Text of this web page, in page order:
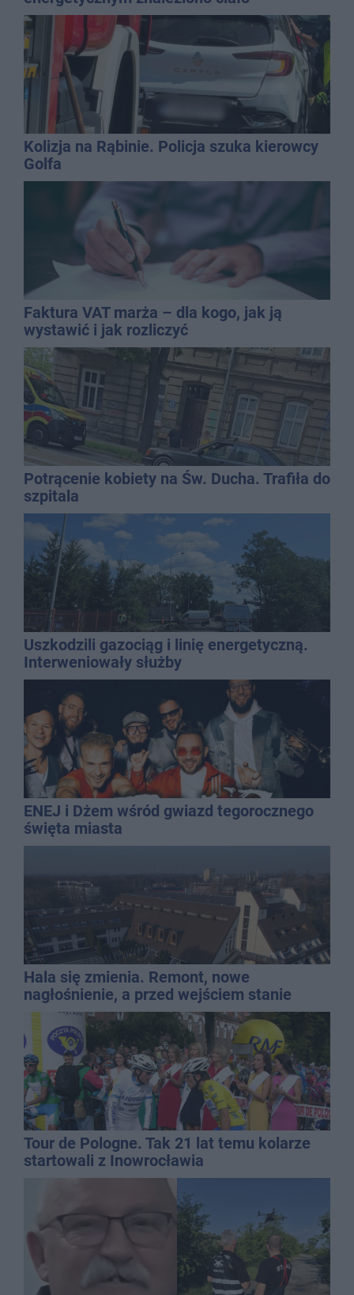
mężczyzny
Kolizja na Rąbinie. Policja szuka kierowcy
Golfa
Faktura VAT marża – dla kogo, jak ją
wystawić i jak rozliczyć
Potrącenie kobiety na Św. Ducha. Trafiła do
szpitala
Uszkodzili gazociąg i linię energetyczną.
Interweniowały służby
ENEJ i Dżem wśród gwiazd tegorocznego
święta miasta
Hala się zmienia. Remont, nowe
nagłośnienie, a przed wejściem stanie
QEMETICA ARENA
Tour de Pologne. Tak 21 lat temu kolarze
startowali z Inowrocławia